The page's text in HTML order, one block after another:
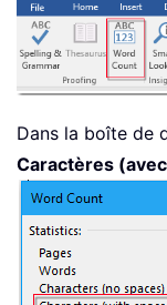
Dans la boîte de
Caractères